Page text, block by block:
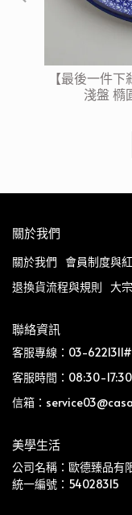
【最後一件
淺盤 橢
關於我們
關於我們 會員制度與
退換貨流程與規則 大
聯絡資訊
客服專線：03-
客服時間：08:30-17:30
信箱：
美學生活
公司名稱：歐德臻品有
統一編號：54028315